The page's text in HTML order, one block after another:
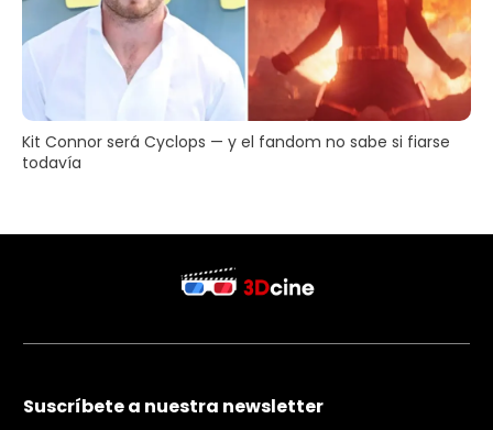
Kit Connor será Cyclops — y el fandom no sabe si fiarse
todavía
Suscríbete a nuestra newsletter